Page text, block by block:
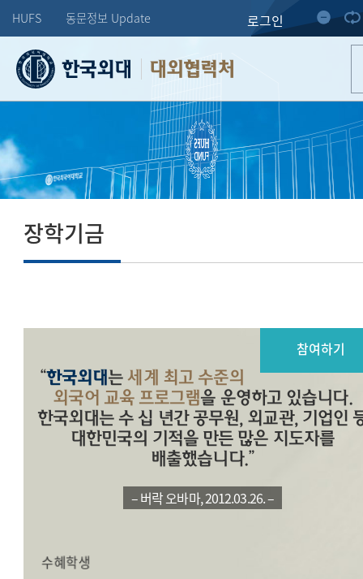
HUFS 동문정보 Update 로그인
대외협력처
장학기금
참여하기
“한국외대 는세계 최고 수준의
외국어 교육 프로그램을 운영하고 있습니다.
한국외대는 수 십 년간 공무원, 외교관, 기업인
대한민국의 기적을 만든 많은 지도자를
배출했습니다.”
– 버락 오바마, 2012.03.26. –
“경제적 불평등을 극복하는 유일한 방법은 교육＂ – 김종호
“더 이상 일을 하지 않아도 되는게 가장 큰 변화였습니다.” –
수혜학생